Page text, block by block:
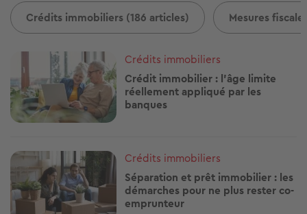
Crédits immobiliers (186 articles) Mesures
Crédits immobiliers
Crédit immobilier : l’âge limite
réellement appliqué par les
banques
Image
Crédits immobiliers
Séparation et prêt immobilier : les
démarches pour ne plus rester co-
emprunteur